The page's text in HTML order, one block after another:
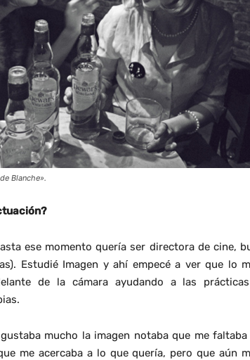
Blanche».
ese momento quería ser directora de cine,
Estudié Imagen y ahí empecé a ver que lo
de la cámara ayudando a las
mucho la imagen notaba que me faltaba
me acercaba a lo que quería, pero que aún